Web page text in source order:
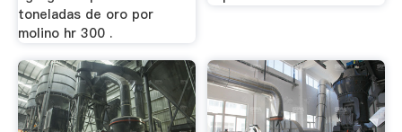
toneladas de oro por
molino hr 300 .